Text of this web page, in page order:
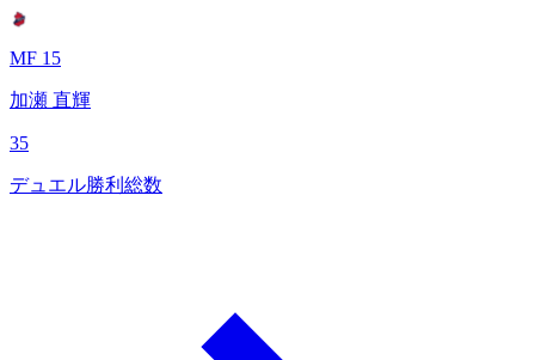
MF 15
加瀬 直輝
35
デュエル勝利総数